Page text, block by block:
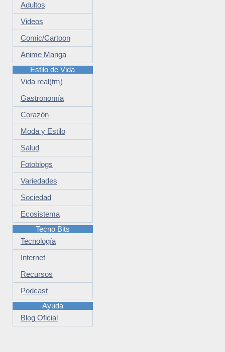
Adultos
Videos
Comic/Cartoon
Anime Manga
Estilo de Vida
Vida real(tm)
Gastronomía
Corazón
Moda y Estilo
Salud
Fotoblogs
Variedades
Sociedad
Ecosistema
Tecno Bits
Tecnología
Internet
Recursos
Podcast
Ayuda
Blog Oficial